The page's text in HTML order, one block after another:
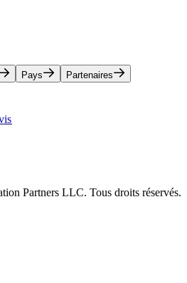
Pays​​
Partenaires​​
Partners LLC. Tous droits réservés.​​